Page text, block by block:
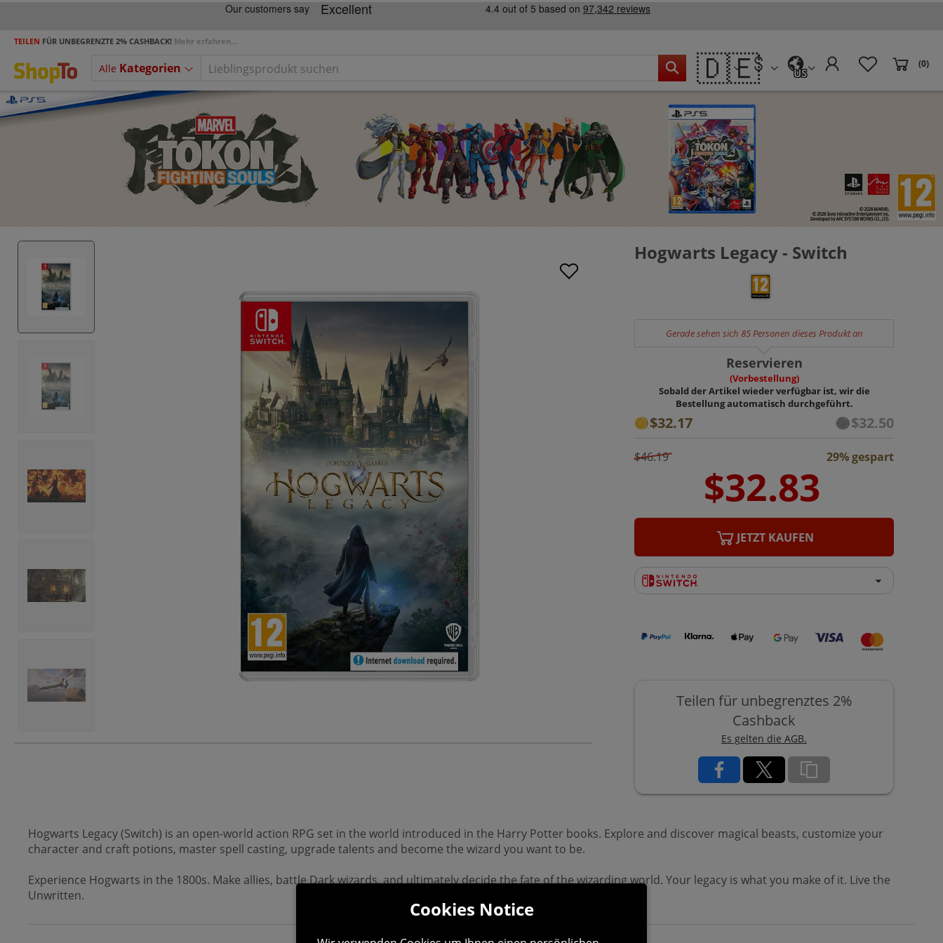
TEILEN FÜR UNBEGRENZTE 2% CASHBACK! Mehr erfahren...
Alle Kategorien 🇩🇪 US
(0)
Hogwarts Legacy - Switch
Gerade sehen sich 85 Personen dieses Produkt an
Reservieren
(Vorbestellung)
Sobald der Artikel wieder verfügbar ist, wir die
Bestellung automatisch durchgeführt.
$32.17 $32.50
$46.19 29% gespart
JETZT KAUFEN
Teilen für unbegrenztes 2%
Cashback
Es gelten die AGB.
Hogwarts Legacy (Switch) is an open-world action RPG set in the world introduced in the Harry Potter books. Explore and discover magical beasts, customize your
character and craft potions, master spell casting, upgrade talents and become the wizard you want to be.
Experience Hogwarts in the 1800s. Make allies, battle Dark wizards, and ultimately decide the fate of the wizarding world. Your legacy is what you make of it. Live the
Unwritten.
Cookies Notice